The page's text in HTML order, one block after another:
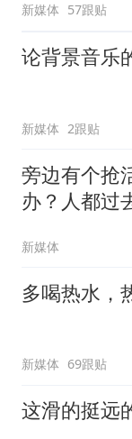
新媒体 57跟贴
论背景音乐
新媒体 2跟贴
旁边有个抢
办？人都过
新媒体
多喝热水，
新媒体 69跟贴
这滑的挺远